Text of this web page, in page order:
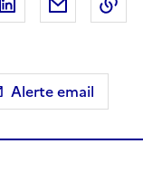
Alerte email